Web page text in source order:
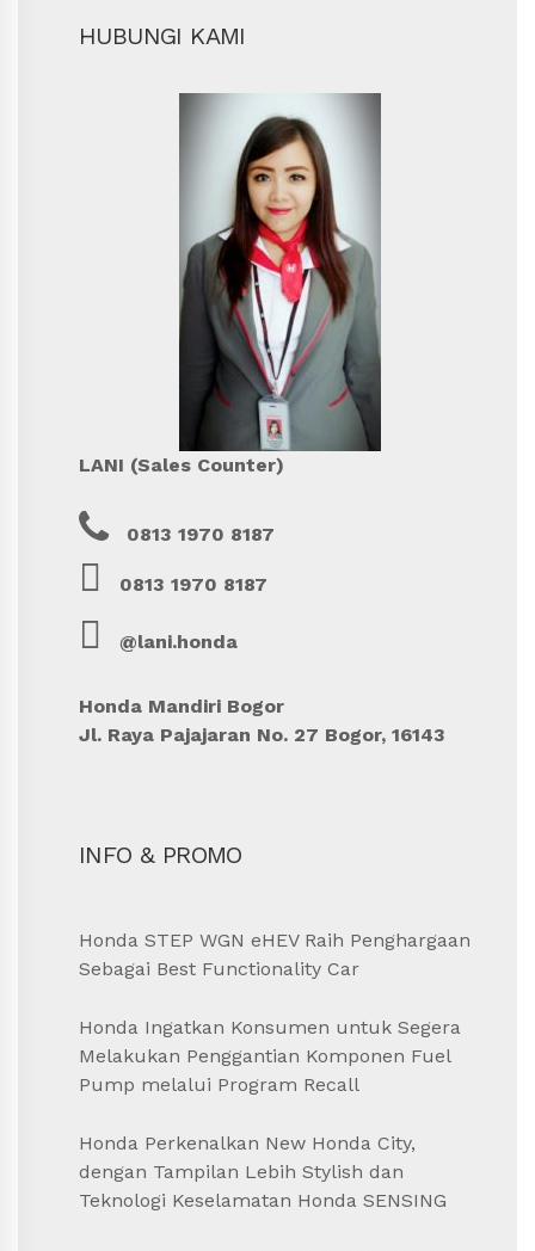
HUBUNGI KAMI
LANI (Sales Counter)
0813 1970 8187
0813 1970 8187
@lani.honda
Honda Mandiri Bogor
Jl. Raya Pajajaran No. 27 Bogor, 16143
INFO & PROMO
Honda STEP WGN eHEV Raih Penghargaan
Sebagai Best Functionality Car
Honda Ingatkan Konsumen untuk Segera
Melakukan Penggantian Komponen Fuel
Pump melalui Program Recall
Honda Perkenalkan New Honda City,
dengan Tampilan Lebih Stylish dan
Teknologi Keselamatan Honda SENSING